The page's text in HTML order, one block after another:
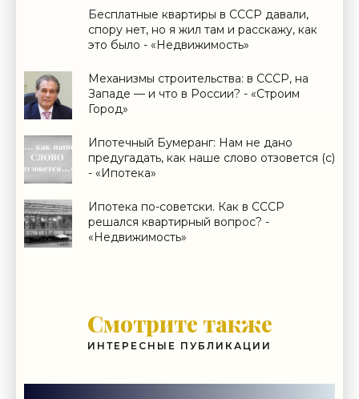
Бесплатные квартиры в СССР давали,
спору нет, но я жил там и расскажу, как
это было - «Недвижимость»
Механизмы строительства: в СССР, на
Западе — и что в России? - «Строим
Город»
Ипотечный Бумеранг: Нам не дано
предугадать, как наше слово отзовется (с)
- «Ипотека»
Ипотека по-советски. Как в СССР
решался квартирный вопрос? -
«Недвижимость»
Смотрите также
ИНТЕРЕСНЫЕ ПУБЛИКАЦИИ